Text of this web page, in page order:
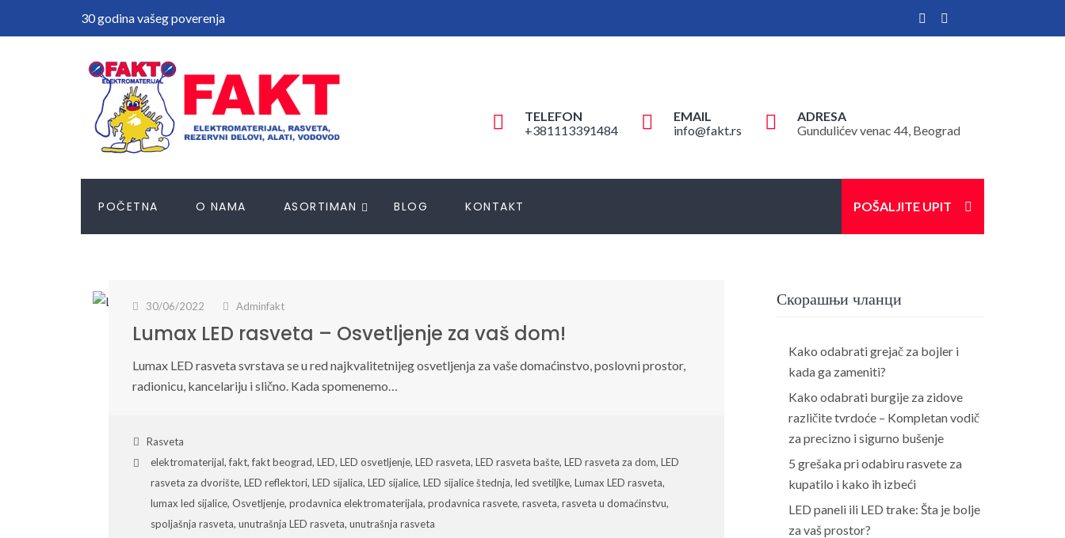
30 godina vašeg poverenja
TELEFON
+381113391484
EMAIL
info@fakt.rs
ADRESA
Gundulićev venac 44, Beograd
POČETNA O NAMA ASORTIMAN BLOG KONTAKT POŠALJITE UPIT
30/06/2022 Adminfakt
Lumax LED rasveta – Osvetljenje za vaš dom!
Lumax LED rasveta svrstava se u red najkvalitetnijeg osvetljenja za vaše domaćinstvo, poslovni prostor,
radionicu, kancelariju i slično. Kada spomenemo…
Rasveta
elektromaterijal,fakt,fakt beograd,LED,LED osvetljenje,LED rasveta,LED rasveta bašte,LED rasveta za dom,LED
rasveta za dvorište,LED reflektori,LED sijalica,LED sijalice,LED sijalice štednja,led svetiljke,Lumax LED rasveta,
lumax led sijalice,Osvetljenje,prodavnica elektromaterijala,prodavnica rasvete,rasveta,rasveta u domaćinstvu,
spoljašnja rasveta,unutrašnja LED rasveta,unutrašnja rasveta
Скорашњи чланци
Kako odabrati grejač za bojler i
kada ga zameniti?
Kako odabrati burgije za zidove
različite tvrdoće – Kompletan vodič
za precizno i sigurno bušenje
5 grešaka pri odabiru rasvete za
kupatilo i kako ih izbeći
LED paneli ili LED trake: Šta je bolje
za vaš prostor?